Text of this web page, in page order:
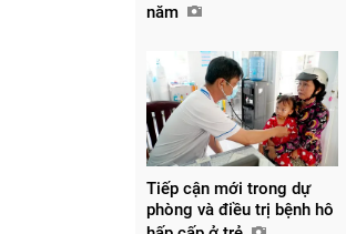
năm
Tiếp cận mới trong dự
phòng và điều trị bệnh hô